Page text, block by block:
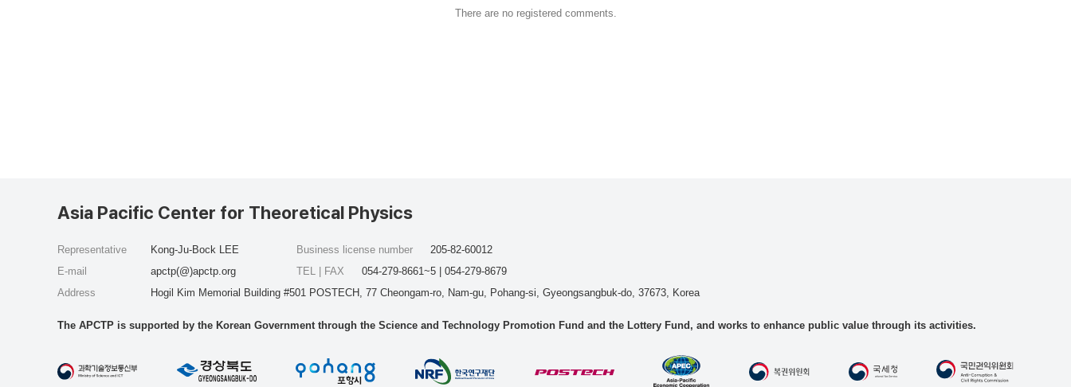
There are no registered comments.
Asia Pacific Center for Theoretical Physics
Representative
Kong-Ju-Bock LEE
E-mail
apctp(@)apctp.org
Address
Hogil Kim Memorial Building #501 POSTECH, 77 Cheongam-ro, Nam-gu, Pohang-si, Gyeongsangbuk-do, 37673, Korea
Business license number
205-82-60012
TEL | FAX
054-279-8661~5 | 054-279-8679
The APCTP is supported by the Korean Government through the Science and Technology Promotion Fund and the Lottery Fund, and works to enhance public value through its activities.